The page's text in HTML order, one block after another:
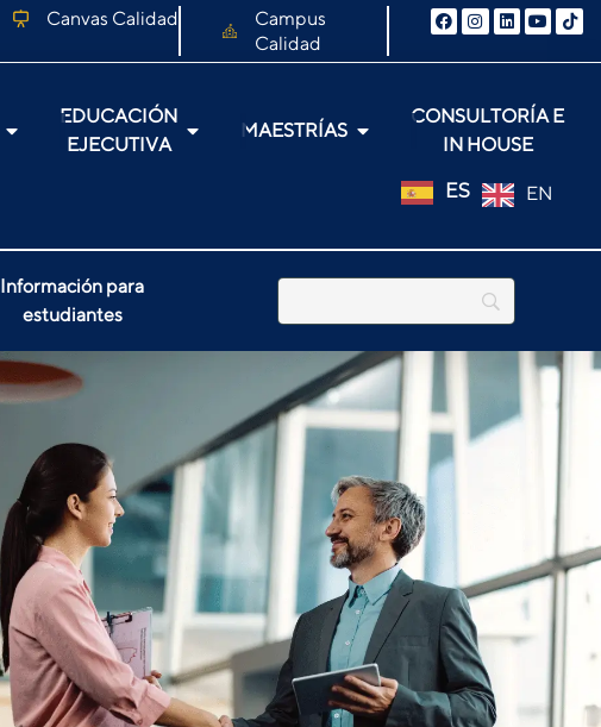
Canvas Calidad
Campus
Calidad
EDUCACIÓN
EJECUTIVA
MAESTRÍAS
CONSULTORÍA E
IN HOUSE
ES EN
Información para
estudiantes